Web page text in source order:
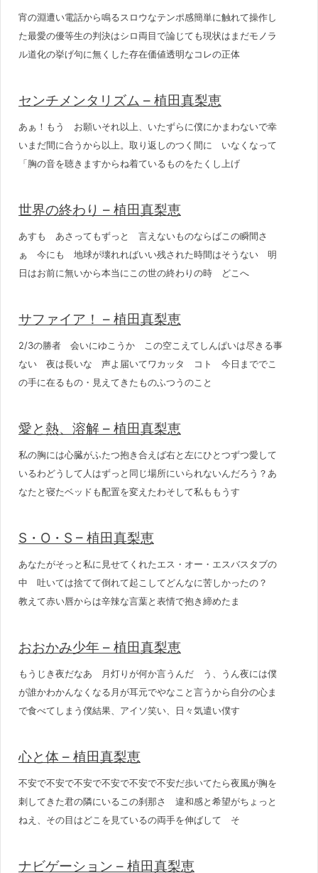
宵の淵遭い電話から鳴るスロウなテンポ感簡単に触れて操作し
た最愛の優等生の判決はシロ両目で論じても現状はまだモノラ
ル道化の挙げ句に無くした存在価値透明なコレの正体
センチメンタリズム – 植田真梨恵
あぁ！もう お願いそれ以上、いたずらに僕にかまわないで幸
いまだ間に合うから以上。取り返しのつく間に いなくなって
「胸の音を聴きますからね着ているものをたくし上げ
世界の終わり – 植田真梨恵
あすも あさってもずっと 言えないものならばこの瞬間さ
ぁ 今にも 地球が壊れればいい残された時間はそうない 明
日はお前に無いから本当にこの世の終わりの時 どこへ
サファイア！ – 植田真梨恵
2/3の勝者 会いにゆこうか この空こえてしんぱいは尽きる事
ない 夜は長いな 声よ届いてワカッタ コト 今日まででこ
の手に在るもの・見えてきたものふつうのこと
愛と熱、溶解 – 植田真梨恵
私の胸には心臓がふたつ抱き合えば右と左にひとつずつ愛して
いるわどうして人はずっと同じ場所にいられないんだろう？あ
なたと寝たベッドも配置を変えたわそして私ももうす
S・O・S – 植田真梨恵
あなたがそっと私に見せてくれたエス・オー・エスバスタブの
中 吐いては捨てて倒れて起こしてどんなに苦しかったの？
教えて赤い唇からは辛辣な言葉と表情で抱き締めたま
おおかみ少年 – 植田真梨恵
もうじき夜だなあ 月灯りが何か言うんだ う、うん夜には僕
が誰かわかんなくなる月が耳元でやなこと言うから自分の心ま
で食べてしまう僕結果、アイソ笑い、日々気遣い僕す
心と体 – 植田真梨恵
不安で不安で不安で不安で不安で不安だ歩いてたら夜風が胸を
刺してきた君の隣にいるこの刹那さ 違和感と希望がちょっと
ねえ、その目はどこを見ているの両手を伸ばして そ
ナビゲーション – 植田真梨恵